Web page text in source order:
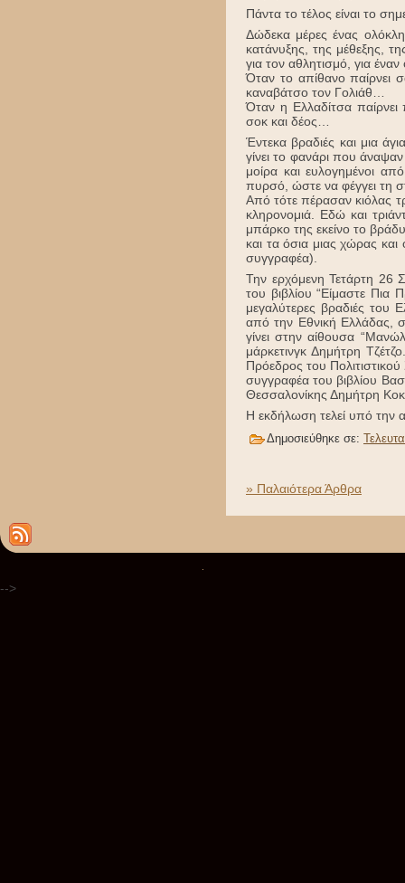
Πάντα το τέλος είναι το
Δώδεκα μέρες ένας
κατάνυξης, της μέθεξης,
για τον αθλητισμό, για
Όταν το απίθανο παίρνει
καναβάτσο τον Γολιάθ…
Όταν η Ελλαδίτσα
σοκ και δέος…
Έντεκα βραδιές και μια
γίνει το φανάρι που
μοίρα και ευλογημένοι
πυρσό, ώστε να φέγγει τη
Από τότε πέρασαν κιόλας
κληρονομιά. Εδώ και
μπάρκο της εκείνο το
και τα όσια μιας χώρας
συγγραφέα).
Την ερχόμενη Τετάρτη 26
του βιβλίου “Είμαστε
μεγαλύτερες βραδιές
από την Εθνική Ελλάδας,
γίνει στην αίθουσα
μάρκετινγκ Δημήτρη
Πρόεδρος του
συγγραφέα του βιβλίου
Θεσσαλονίκης Δημήτρη
Η εκδήλωση τελεί υπό την
Δημοσιεύθηκε σε:
» Παλαιότερα Άρθρα
-->